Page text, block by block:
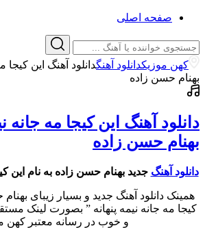
صفحه اصلی
کهن موزیکدانلود آهنگدانلود آهنگ این کیجا
بهنام حسن زاده
دانلود آهنگ این کیجا مه جانه
بهنام حسن زاده
دانلود آهنگ جدید بهنام حسن زاده به نام این
همینک دانلود آهنگ جدید و بسیار زیبای
و خوب در رسانه معتبر کهن